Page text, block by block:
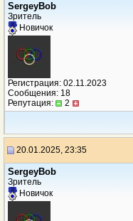
SergeyBob
Зритель
Новичок
Регистрация: 02.11.2023
Сообщения: 18
Репутация:
2
20.01.2025, 23:35
SergeyBob
Зритель
Новичок